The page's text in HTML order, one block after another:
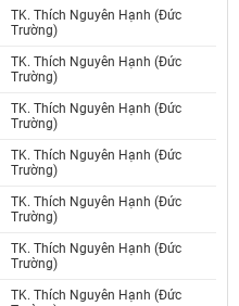
TK. Thích Nguyên Hạnh (Đức
Trường)
TK. Thích Nguyên Hạnh (Đức
Trường)
TK. Thích Nguyên Hạnh (Đức
Trường)
TK. Thích Nguyên Hạnh (Đức
Trường)
TK. Thích Nguyên Hạnh (Đức
Trường)
TK. Thích Nguyên Hạnh (Đức
Trường)
TK. Thích Nguyên Hạnh (Đức